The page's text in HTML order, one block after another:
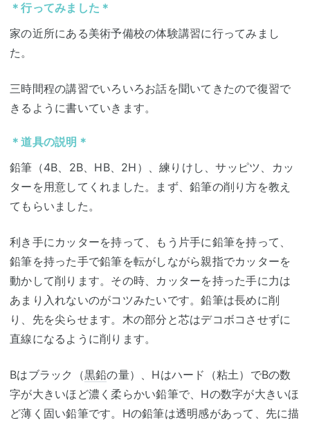
＊行ってみました＊
家の近所にある美術予備校の体験講習に行ってみまし
た。
三時間程の講習でいろいろお話を聞いてきたので復習で
きるように書いていきます。
＊道具の説明＊
鉛筆（4B、2B、HB、2H）、練りけし、サッピツ、カッ
ターを用意してくれました。まず、鉛筆の削り方を教え
てもらいました。
利き手にカッターを持って、もう片手に鉛筆を持って、
鉛筆を持った手で鉛筆を転がしながら親指でカッターを
動かして削ります。その時、カッターを持った手に力は
あまり入れないのがコツみたいです。鉛筆は長めに削
り、先を尖らせます。木の部分と芯はデコボコさせずに
直線になるように削ります。
Bはブラック（黒鉛の量）、Hはハード（粘土）でBの数
字が大きいほど濃く柔らかい鉛筆で、Hの数字が大きいほ
ど薄く固い鉛筆です。Hの鉛筆は透明感があって、先に描